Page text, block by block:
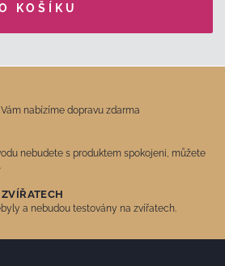
KOŠÍKU
nabízíme dopravu zdarma
nebudete s produktem spokojeni, můžete
a nebudou testovány na zvířatech.